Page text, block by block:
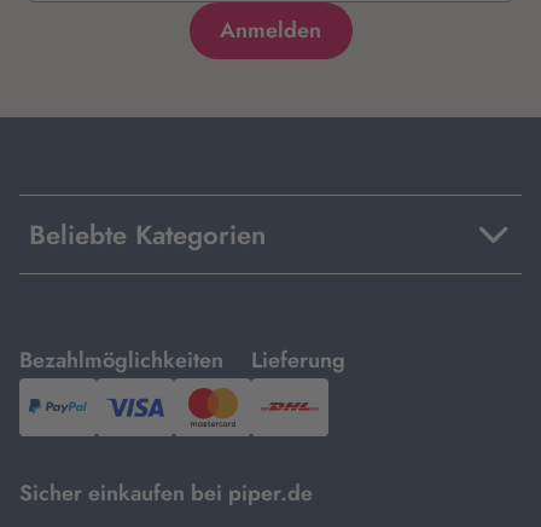
Beliebte Kategorien
Bezahlmöglichkeiten
mit
PayPal,Visa
und
Lieferung
mit
DHL.
Sicher einkaufen bei piper.de